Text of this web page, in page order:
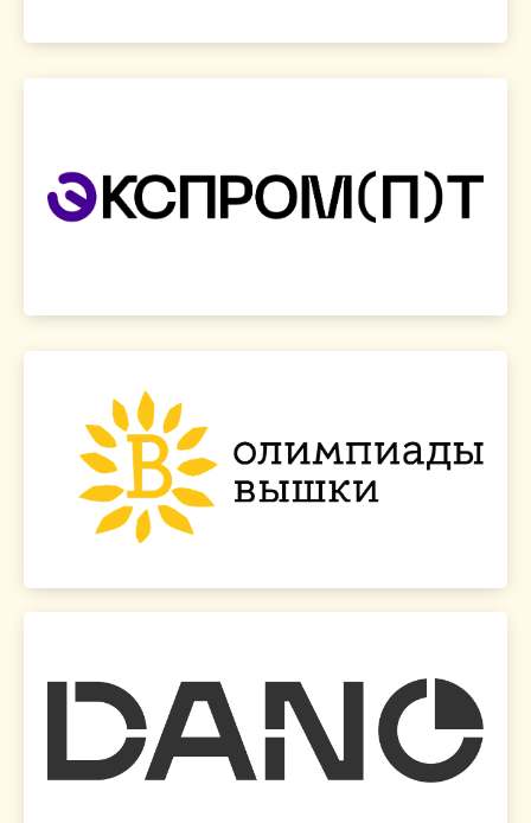
Хакатон — это возможность узнать больше
про взаимодействие человека и нейросети и
Перейти на сайт >
Олимпиады Вышки
Наши волонтеры регулярно представляют
олимпиады и конкурсы на различных
мероприятиях: днях открытых дверей,
выставках и фестивалях.
Национальная олимпиада по анализу данных,
которая учит школьников принимать решения
на основе информации и проводить
исследования. Соорганизатор – Тинькофф.